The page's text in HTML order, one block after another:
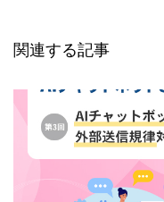
関連する記事